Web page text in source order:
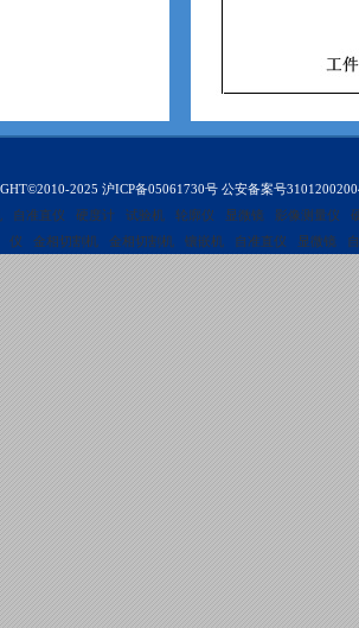
2025 沪ICP备05061730号 公安备案号
自准直仪 硬度计 试验机 轮廓仪 显微镜 影像测量仪
仪
金相切割机 金相切割机 镶嵌机 自准直仪 显微镜